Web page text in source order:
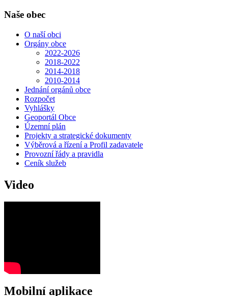
Naše obec
O naší obci
Orgány obce
2022-2026
2018-2022
2014-2018
2010-2014
Jednání orgánů obce
Rozpočet
Vyhlášky
Geoportál Obce
Územní plán
Projekty a strategické dokumenty
Výběrová a řízení a Profil zadavatele
Provozní řády a pravidla
Ceník služeb
Video
Mobilní aplikace